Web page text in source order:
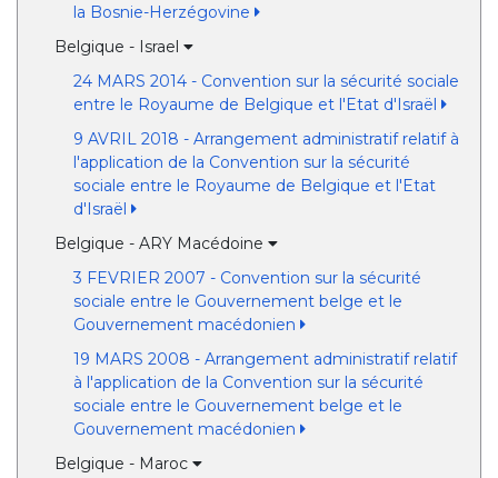
la Bosnie-Herzégovine
Belgique - Israel
24 MARS 2014 - Convention sur la sécurité sociale
entre le Royaume de Belgique et l'Etat d'Israël
9 AVRIL 2018 - Arrangement administratif relatif à
l'application de la Convention sur la sécurité
sociale entre le Royaume de Belgique et l'Etat
d'Israël
Belgique - ARY Macédoine
3 FEVRIER 2007 - Convention sur la sécurité
sociale entre le Gouvernement belge et le
Gouvernement macédonien
19 MARS 2008 - Arrangement administratif relatif
à l'application de la Convention sur la sécurité
sociale entre le Gouvernement belge et le
Gouvernement macédonien
Belgique - Maroc